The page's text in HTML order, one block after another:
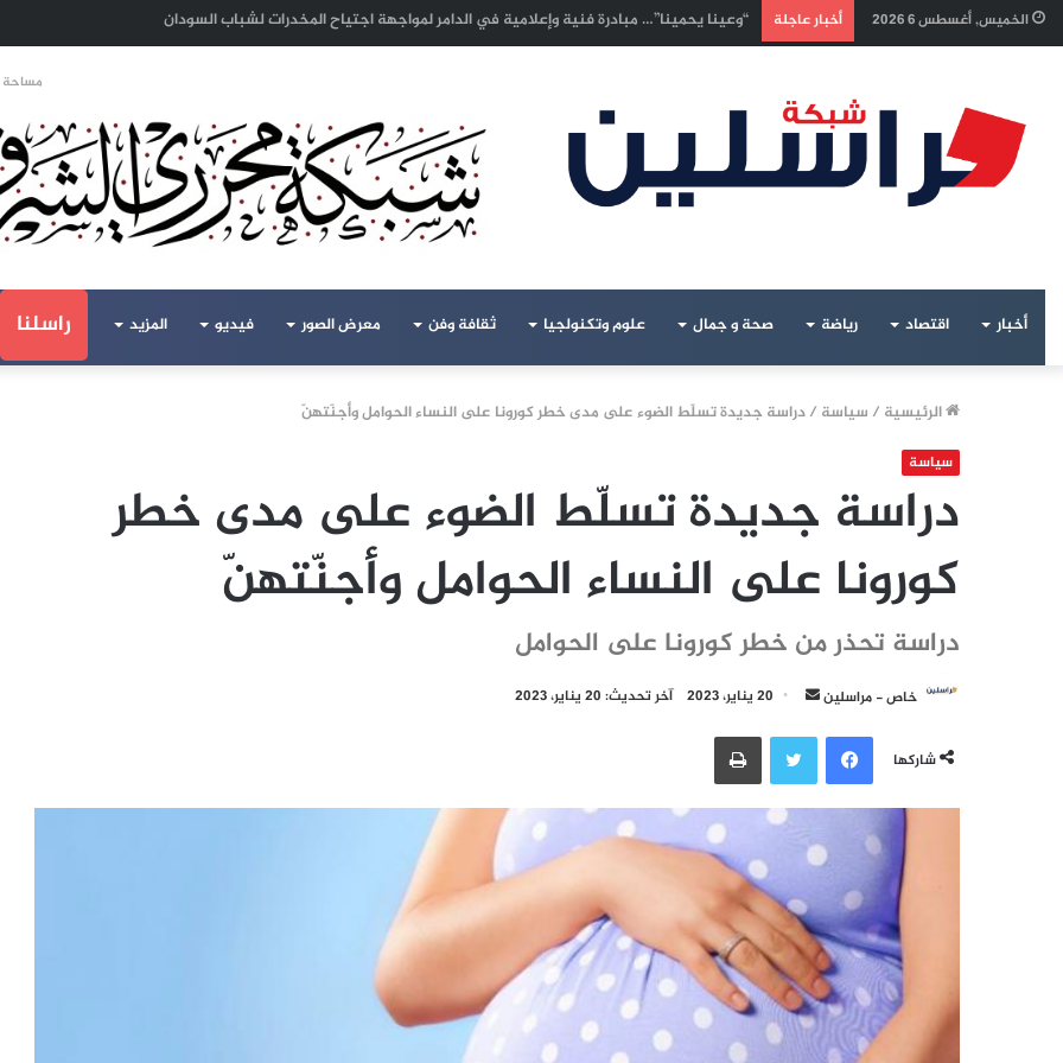
الخميس, أغسطس 6 2026 أخبار عاجلة إسرائيليون غادروا بلا رجعة: اخترنا الهجرة لنعيش بلا خوف
مساحة
أخبار اقتصاد رياضة صحة و جمال علوم وتكنولجيا ثقافة وفن معرض الصور فيديو المزيد راسلنا
الرئيسية / سياسة /دراسة جديدة تسلّط الضوء على مدى خطر كورونا على النساء الحوامل وأجنّتهنّ
سياسة
دراسة جديدة تسلّط الضوء على مدى خطر
كورونا على النساء الحوامل وأجنّتهنّ
دراسة تحذر من خطر كورونا على الحوامل
خاص - مراسلين
أرسل
إلكترونيا
20 يناير، 2023 آخر تحديث: 20 يناير، 2023
شاركها
فيسبوكتويتر طباعة